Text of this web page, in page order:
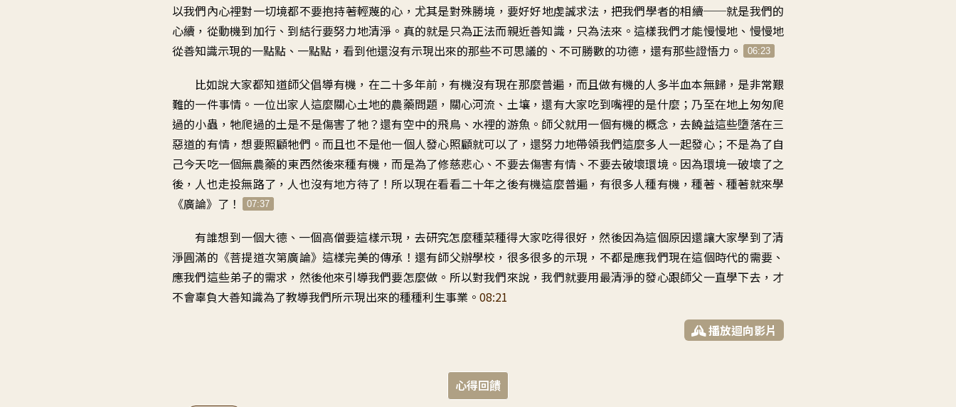
以我們內心裡對一切境都不要抱持著輕蔑的心，尤其是對殊勝境，要好好地虔誠求法，把我們學者的相續──就是我們的
心續，從動機到加行、到結行要努力地清淨。真的就是只為正法而親近善知識，只為法來。這樣我們才能慢慢地、慢慢地
從善知識示現的一點點、一點點，看到他還沒有示現出來的那些不可思議的、不可勝數的功德，還有那些證悟力。
06:23
比如說大家都知道師父倡導有機，在二十多年前，有機沒有現在那麼普遍，而且做有機的人多半血本無歸，是非常艱
難的一件事情。一位出家人這麼關心土地的農藥問題，關心河流、土壤，還有大家吃到嘴裡的是什麼；乃至在地上匆匆爬
過的小蟲，牠爬過的土是不是傷害了牠？還有空中的飛鳥、水裡的游魚。師父就用一個有機的概念，去饒益這些墮落在三
惡道的有情，想要照顧牠們。而且也不是他一個人發心照顧就可以了，還努力地帶領我們這麼多人一起發心；不是為了自
己今天吃一個無農藥的東西然後來種有機，而是為了修慈悲心、不要去傷害有情、不要去破壞環境。因為環境一破壞了之
後，人也走投無路了，人也沒有地方待了！所以現在看看二十年之後有機這麼普遍，有很多人種有機，種著、種著就來學
《廣論》了！
07:37
有誰想到一個大德、一個高僧要這樣示現，去研究怎麼種菜種得大家吃得很好，然後因為這個原因還讓大家學到了清
淨圓滿的《菩提道次第廣論》這樣完美的傳承！還有師父辦學校，很多很多的示現，不都是應我們現在這個時代的需要、
應我們這些弟子的需求，然後他來引導我們要怎麼做。所以對我們來說，我們就要用最清淨的發心跟師父一直學下去，才
不會辜負大善知識為了教導我們所示現出來的種種利生事業。 08:21
播放迴向影片
心得回饋